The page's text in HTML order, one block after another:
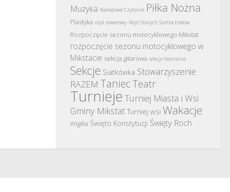
Muzyka Narodowe Czytanie Piłka Nożna
Plastyka rajd rowerowy Rajd Starych Samochodów
Rozpoczęcie sezonu motocyklowego Mikstat
rozpoczęcie sezonu motocyklowego w
Mikstacie sekcja gitarowa sekcja teatralna
Sekcje Siatkówka Stowarzyszenie
RAZEM TaniecTeatr
Turnieje Turniej Miasta i Wsi
Gminy Mikstat Turniej wsi Wakacje
Wigilia Święto Konstytucji Święty Roch